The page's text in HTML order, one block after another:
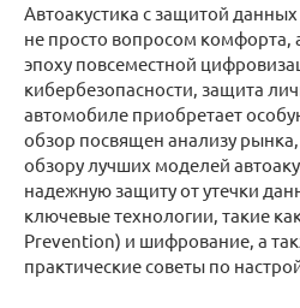
Автоакустика с защитой данных
не просто вопросом комфорта,
эпоху повсеместной
кибербезопасности, защита
автомобиле приобретает
обзор посвящен анализу
обзору лучших моделей
надежную защиту от утечки
ключевые технологии, такие
Prevention) и шифрование, а
практические советы по